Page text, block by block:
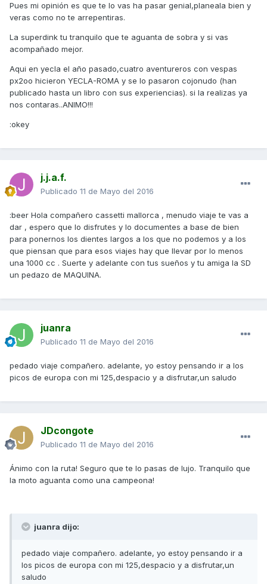
Pues mi opinión es que te lo vas ha pasar genial,planeala bien y
veras como no te arrepentiras.
La superdink tu tranquilo que te aguanta de sobra y si vas
acompañado mejor.
Aqui en yecla el año pasado,cuatro aventureros con vespas
px2oo hicieron YECLA-ROMA y se lo pasaron cojonudo (han
publicado hasta un libro con sus experiencias). si la realizas ya
nos contaras..ANIMO!!!
:okey
j.j.a.f.
Publicado 11 de Mayo del 2016
:beer Hola compañero cassetti mallorca , menudo viaje te vas a
dar , espero que lo disfrutes y lo documentes a base de bien
para ponernos los dientes largos a los que no podemos y a los
que piensan que para esos viajes hay que llevar por lo menos
una 1000 cc . Suerte y adelante con tus sueños y tu amiga la SD
un pedazo de MAQUINA.
juanra
Publicado 11 de Mayo del 2016
pedado viaje compañero. adelante, yo estoy pensando ir a los
picos de europa con mi 125,despacio y a disfrutar,un saludo
JDcongote
Publicado 11 de Mayo del 2016
Ánimo con la ruta! Seguro que te lo pasas de lujo. Tranquilo que
la moto aguanta como una campeona!
juanra dijo:
pedado viaje compañero. adelante, yo estoy pensando ir a
los picos de europa con mi 125,despacio y a disfrutar,un
saludo